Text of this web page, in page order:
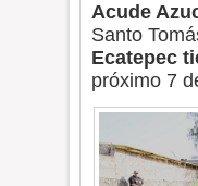
Acude
Santo
Ecatepec
próximo 7